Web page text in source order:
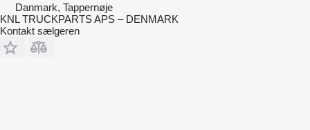
Danmark, Tappernøje
KNL TRUCKPARTS APS – DENMARK
Kontakt sælgeren